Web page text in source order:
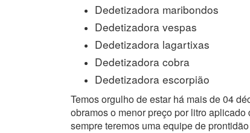
Dedetizadora maribondos
Dedetizadora vespas
Dedetizadora lagartixas
Dedetizadora cobra
Dedetizadora escorpião
Temos orgulho de estar há mais de 04
obramos o menor preço por litro
sempre teremos uma equipe de